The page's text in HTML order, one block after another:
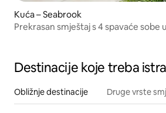
Kuća – Seabrook
Prekrasan smještaj s 4 spavaće sobe
Destinacije koje treba
Obližnje destinacije Druge vrste